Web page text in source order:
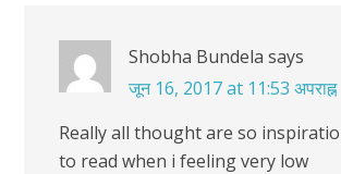
Shobha Bundela says
जून 16, 2017 at 11:53 अपराह्न
Really all thought are so
to read when i feeling very low